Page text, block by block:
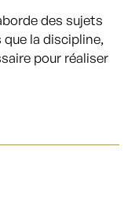
des sujets
la discipline,
pour réaliser